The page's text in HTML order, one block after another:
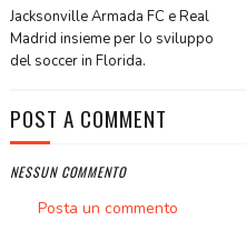
Jacksonville Armada FC e Real
Madrid insieme per lo sviluppo
del soccer in Florida.
POST A COMMENT
NESSUN COMMENTO
Posta un commento